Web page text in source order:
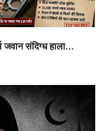
जवान संदिग्ध हाला...